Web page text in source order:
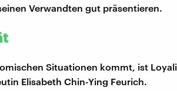
Verwandten gut präsentieren.
Situationen kommt, ist
Elisabeth Chin-Ying Feurich.